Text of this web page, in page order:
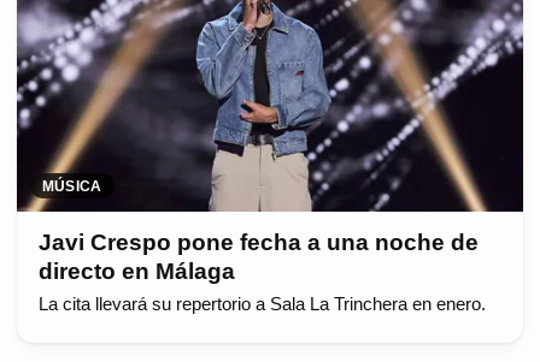
MÚSICA
Javi Crespo pone fecha a una noche de
directo en Málaga
La cita llevará su repertorio a Sala La Trinchera en enero.